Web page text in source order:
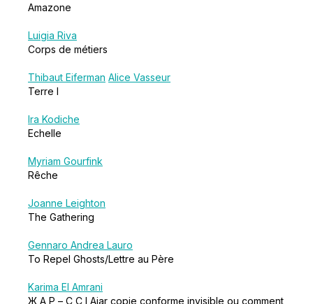
Amazone
Luigia Riva
Corps de métiers
Thibaut Eiferman Alice Vasseur
Terre I
Ira Kodiche
Echelle
Myriam Gourfink
Rêche
Joanne Leighton
The Gathering
Gennaro Andrea Lauro
To Repel Ghosts/Lettre au Père
Karima El Amrani
Ж А Р – C C I Ajar copie conforme invisible ou comment